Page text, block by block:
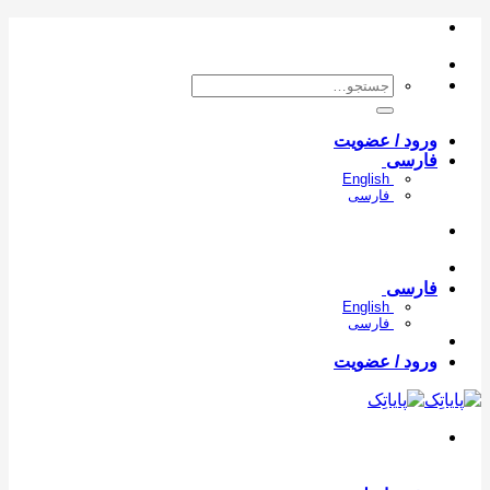
جستجو
ورود / عضویت
فارسی
فارسی
فارسی
فارسی
ورود / عضویت